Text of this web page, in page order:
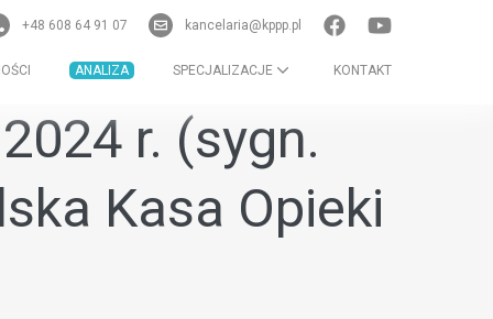
+48 608 64 91 07 kancelaria@kppp.pl
ANALIZA SPECJALIZACJE KONTAKT
r. (sygn.
Kasa Opieki